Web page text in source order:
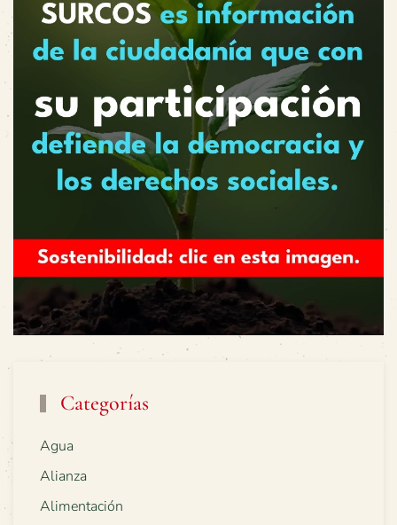
Categorías
Agua
Alianza
Alimentación